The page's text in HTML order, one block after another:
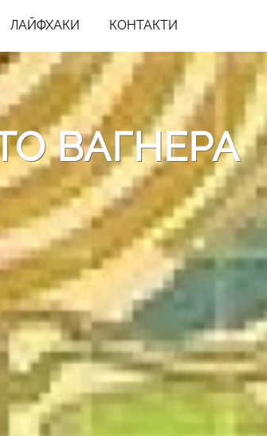
ЛАЙФХАКИ КОНТАКТИ
ВАГНЕРА